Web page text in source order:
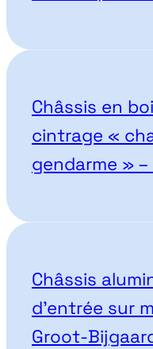
Châssis en
cintrage «
gendarme »
Châssis
d’entrée sur
Groot-